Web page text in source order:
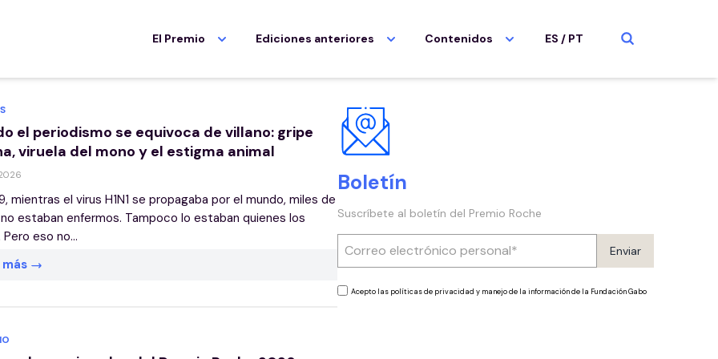
El Premio Ediciones anteriores Contenidos ES / PT
el periodismo se equivoca de villano: gripe
viruela del mono y el estigma animal
mientras el virus H1N1 se propagaba por el mundo, miles de
estaban enfermos. Tampoco lo estaban quienes los
eso no...
Boletín
Suscríbete al boletín del Premio Roche
Enviar
Acepto las políticas de privacidad y manejo de la información de la Fundación Gabo